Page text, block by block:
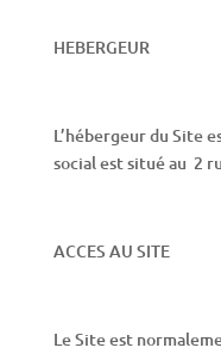
HEBERGEUR
L’hébergeur du Site
social est situé au 2
ACCES AU SITE
Le Site est